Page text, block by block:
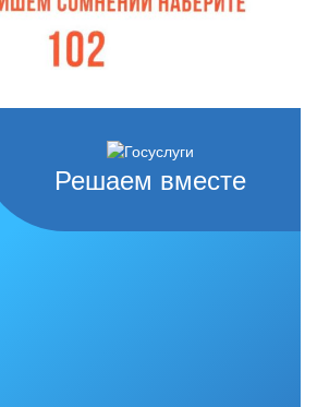
Решаем вместе